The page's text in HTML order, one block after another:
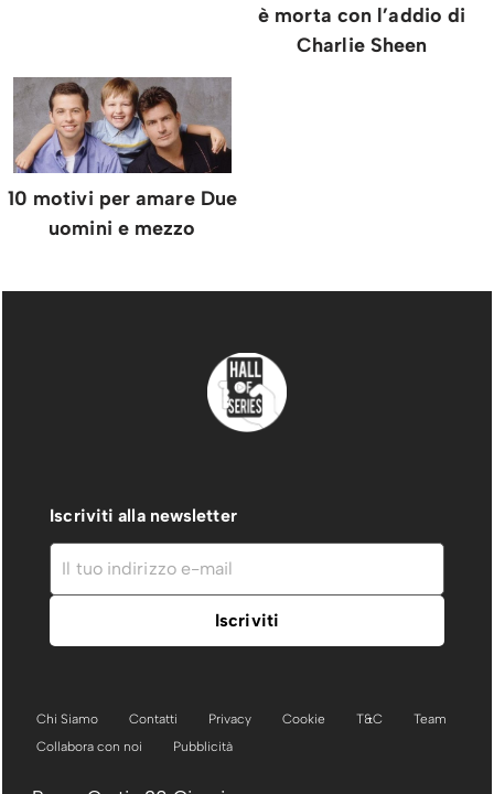
è morta con l’addio di
Charlie Sheen
10 motivi per amare Due
uomini e mezzo
Iscriviti alla newsletter
Chi Siamo Contatti Privacy Cookie T&C
Team
Collabora con noi
Pubblicità